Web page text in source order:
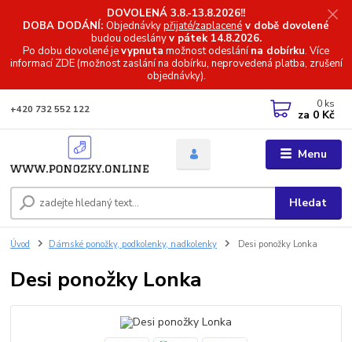
DOVOLENÁ 3.8.-13.8.2026!!
DOBA DODÁNÍ: Objednávkypřijaté/zaplacené v době dovolené
budou odeslányv pátek 14.8.2026.
Po dobu dovolené jevypnuta možnost odeslánína dobírku. Více
informacíZDE (možnost zaslání na dobírku, neprovedená platba, zrušení
objednávky).
Menu
Hledat
+420 732 552 122 0 ks
za 0 Kč
Úvod Dámské ponožky, podkolenky, nadkolenky Desi ponožky Lonka
Desi ponožky Lonka